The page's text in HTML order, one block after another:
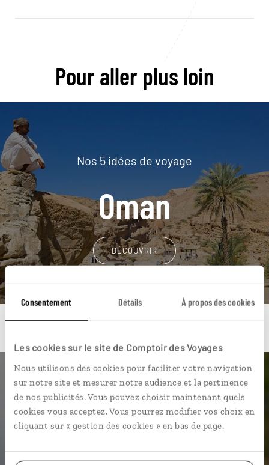
Consentement Détails À propos des cookies
Les cookies sur le site de Comptoir des Voyages
Nous utilisons des cookies pour faciliter votre navigation
sur notre site et mesurer notre audience et la pertinence
de nos publicités. Vous pouvez choisir maintenant quels
cookies vous acceptez. Vous pourrez modifier vos choix en
cliquant sur « gestion des cookies » en bas de page.
Pour aller plus loin
Nos 5 idées de voyage
Oman
DÉCOUVRIR
Une envie de voyage
particulière ?